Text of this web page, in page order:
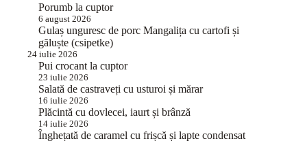
Porumb la cuptor
6 august 2026
Gulaș unguresc de porc Mangalița cu cartofi și
găluște (csipetke)
24 iulie 2026
Pui crocant la cuptor
23 iulie 2026
Salată de castraveți cu usturoi și mărar
16 iulie 2026
Plăcintă cu dovlecei, iaurt și brânză
14 iulie 2026
Înghețată de caramel cu frișcă și lapte condensat